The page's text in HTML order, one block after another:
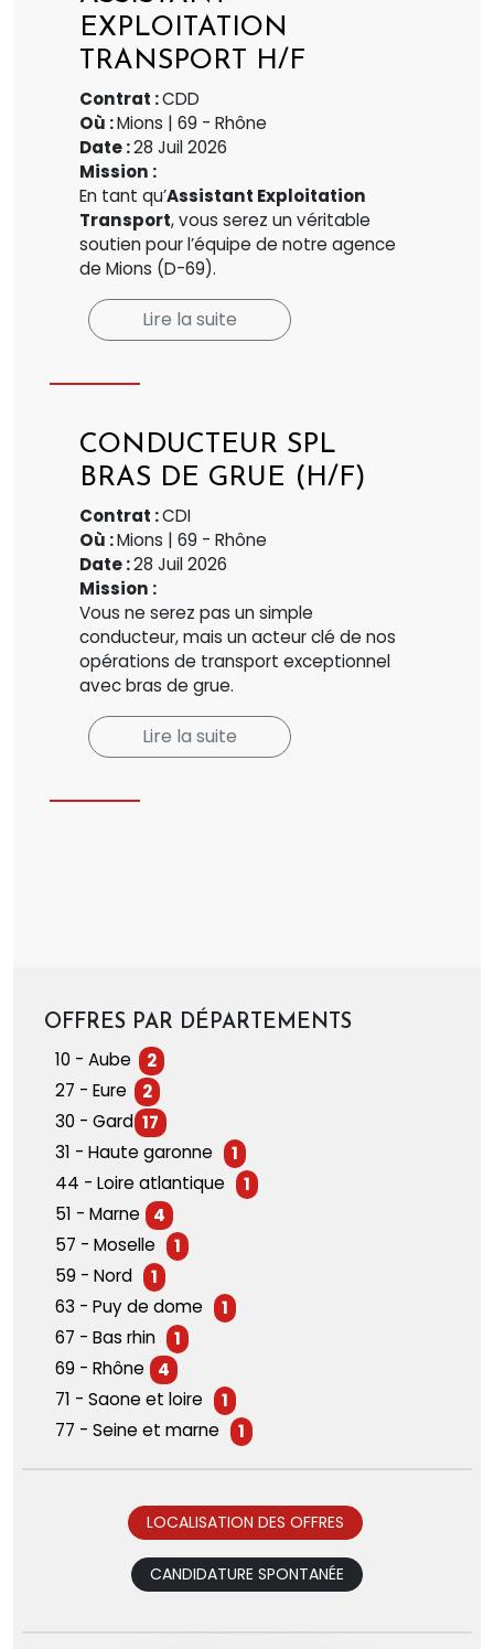
OFFRES PAR DÉPARTEMENTS
10 - Aube
2
27 - Eure
2
30 - Gard 17
31 - Haute garonne
1
44 - Loire atlantique
1
51 - Marne
4
57 - Moselle
1
59 - Nord
1
63 - Puy de dome
1
67 - Bas rhin
1
69 - Rhône
4
71 - Saone et loire
1
77 - Seine et marne
1
LOCALISATION DES OFFRES
CANDIDATURE SPONTANÉE
EXPLOITATION
TRANSPORT H/F
Contrat :CDD
Où :Mions | 69 - Rhône
Date :28 Juil 2026
Mission :
En tant qu’Assistant Exploitation
Transport, vous serez un véritable
soutien pour l’équipe de notre agence
de Mions (D-69).
Lire la suite
CONDUCTEUR SPL
BRAS DE GRUE (H/F)
Contrat :CDI
Où :Mions | 69 - Rhône
Date :28 Juil 2026
Mission :
Vous ne serez pas un simple
conducteur, mais un acteur clé de nos
opérations de transport exceptionnel
avec bras de grue.
Lire la suite